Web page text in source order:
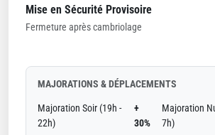
Mise en Sécurité Provisoire
Fermeture après cambriolage
MAJORATIONS & DÉPLACEMENTS
Majoration Soir (19h -
22h)
+
30%
Majoration
7h)